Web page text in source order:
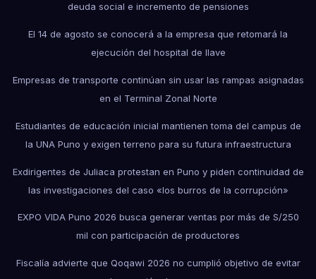
deuda social e incremento de pensiones
El 14 de agosto se conocerá a la empresa que retomará la
ejecución del hospital de Ilave
Empresas de transporte continúan sin usar las rampas asignadas
en el Terminal Zonal Norte
Estudiantes de educación inicial mantienen toma del campus de
la UNA Puno y exigen terreno para su futura infraestructura
Exdirigentes de Juliaca protestan en Puno y piden continuidad de
las investigaciones del caso «los burros de la corrupción»
EXPO VIDA Puno 2026 busca generar ventas por más de S/250
mil con participación de productores
Fiscalía advierte que Qoqawi 2026 no cumplió objetivo de evitar